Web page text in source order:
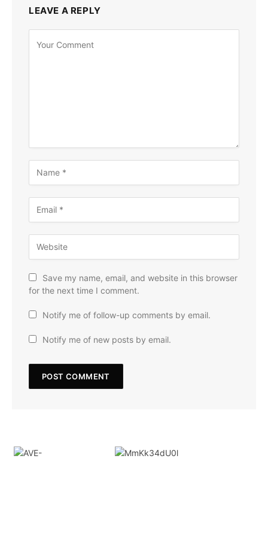
LEAVE A REPLY
Save my name, email, and website in this browser
for the next time I comment.
Notify me of follow-up comments by email.
Notify me of new posts by email.